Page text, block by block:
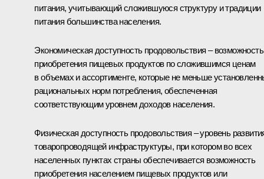
питания, учитывающий сложившуюся структуру и традиции
питания большинства населения.
Экономическая доступность продовольствия – возможность
приобретения пищевых продуктов по сложившимся ценам
в объемах и ассортименте, которые не меньше
рациональных норм потребления, обеспеченная
соответствующим уровнем доходов населения.
Физическая доступность продовольствия – уровень
товаропроводящей инфраструктуры, при котором во всех
населенных пунктах страны обеспечивается возможность
приобретения населением пищевых продуктов или